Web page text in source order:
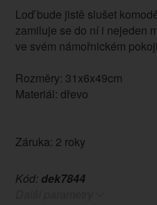
Loď bude jistě slušet
zamiluje se do ní i nejeden
ve svém námořnickém
Rozměry: 31x6x49cm
Materiál: dřevo
Záruka: 2 roky
Kód: dek7844